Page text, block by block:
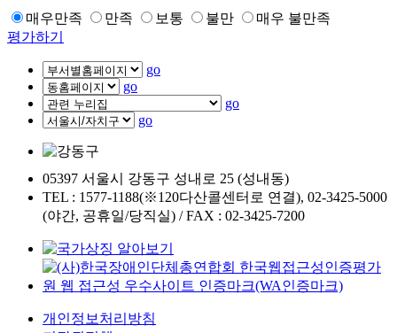
매우만족 만족 보통 불만
매우 불만족
평가하기
go
go
go
go
05397 서울시 강동구 성내로 25 (성내동)
TEL : 1577-1188(※120다산콜센터로 연결), 02-3425-5000
(야간, 공휴일/당직실) / FAX : 02-3425-7200
개인정보처리방침